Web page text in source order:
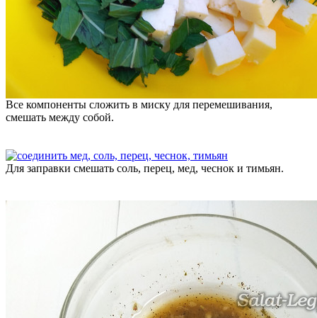
Все компоненты сложить в миску для перемешивания,
смешать между собой.
Для заправки смешать соль, перец, мед, чеснок и тимьян.